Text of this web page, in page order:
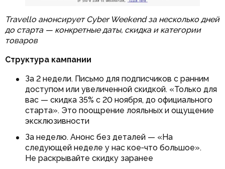
Travello анонсирует Cyber Weekend за несколько дней
до старта — конкретные даты, скидка и категории
товаров
Структура кампании
За 2 недели. Письмо для подписчиков с ранним
доступом или увеличенной скидкой. «Только для
вас — скидка 35% с 20 ноября, до официального
старта». Это поощрение лояльных и ощущение
эксклюзивности
За неделю. Анонс без деталей — «На
следующей неделе у нас кое‑что большое».
Не раскрывайте скидку заранее